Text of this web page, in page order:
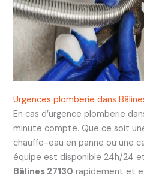
Urgences plomberie dans
En cas d’urgence plomberie
minute compte. Que ce soit
chauffe-eau en panne ou une
équipe est disponible 24h/24
Bâlines 27130 rapidement et